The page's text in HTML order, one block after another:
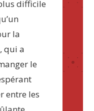
difficile
la
qui a
le
entre les